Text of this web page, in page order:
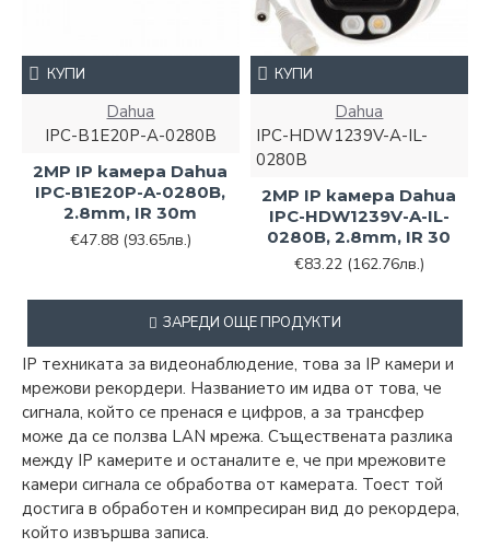
IP техниката за видеонаблюдение, това за IP камери и
мрежови рекордери. Названието им идва от това, че
сигнала, който се пренася е цифров, а за трансфер
може да се ползва LAN мрежа. Съществената разлика
между IP камерите и останалите е, че при мрежовите
камери сигнала се обработва от камерата. Тоест той
достига в обработен и компресиран вид до рекордера,
който извършва записа.
Dahua
IPC-B1E20P-A-0280B
2MP IP камера Dahua
IPC-B1E20P-A-0280B,
2.8mm, IR 30m
€47.88 (93.65лв.)
КУПИ
Dahua
IPC-HDW1239V-A-IL-
0280B
2MP IP камера Dahua
IPC-HDW1239V-A-IL-
0280B, 2.8mm, IR 30
€83.22 (162.76лв.)
КУПИ
ЗАРЕДИ ОЩЕ ПРОДУКТИ